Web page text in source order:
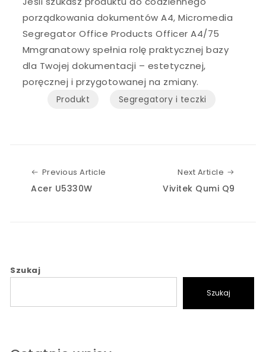
porządkowania dokumentów A4, Micromedia
Segregator Office Products Officer A4/75
Mmgranatowy spełnia rolę praktycznej bazy
dla Twojej dokumentacji – estetycznej,
poręcznej i przygotowanej na zmiany.
Produkt Segregatory i teczki
Previous Article
Acer U5330W
Next Article
Vivitek Qumi Q9
Szukaj
Szukaj